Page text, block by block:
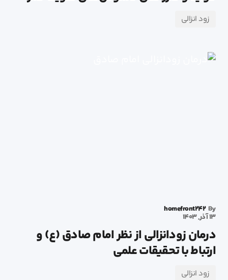
زود انزالی
By
homefront242
13 آذر, 1403
درمان زودانزالی از نظر امام صادق (ع) و
ارتباط با تحقیقات علمی
زود انزالی